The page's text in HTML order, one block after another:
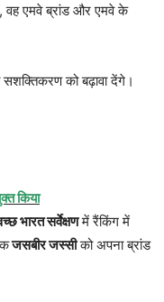
वह एमवे ब्रांड और एमवे के
को बढ़ावा देंगे।
किया
भारत सर्वेक्षणमें रैंकिंग में
जसबीर जस्सीको अपना ब्रांड